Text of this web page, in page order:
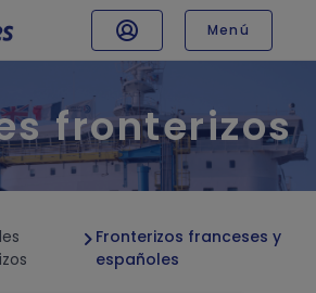
Menú
vivos
fronterizos
Fronterizos franceses y
españoles